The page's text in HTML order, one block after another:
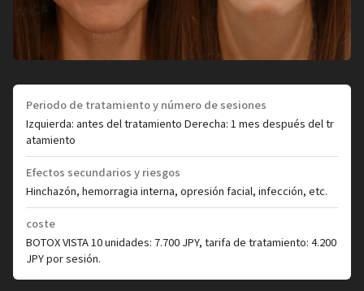
Periodo de tratamiento y número de sesiones
Izquierda: antes del tratamiento Derecha: 1 mes después del tr
atamiento
Efectos secundarios y riesgos
Hinchazón, hemorragia interna, opresión facial, infección, etc.
coste
BOTOX VISTA 10 unidades: 7.700 JPY, tarifa de tratamiento: 4.200
JPY por sesión.